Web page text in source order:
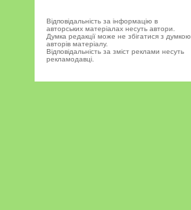
Відповідальність за інформацію в
авторських матеріалах несуть автори.
Думка редакції може не збігатися з думкою
авторів матеріалу.
Відповідальність за зміст реклами несуть
рекламодавці.